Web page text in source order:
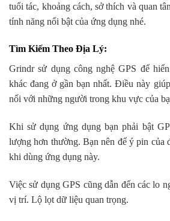
tuổi tác, khoảng cách, sở thích và quan
tính năng nổi bật của ứng dụng nhé.
Tìm Kiếm Theo Địa Lý:
Grindr sử dụng công nghệ GPS để
khác đang ở gần bạn nhất. Điều này
nối với những người trong khu vực của
Khi sử dụng ứng dụng bạn phải bật
lượng hơn thường. Bạn nên để ý pin của
khi dùng ứng dụng này.
Việc sử dụng GPS cũng dẫn đến các lo
vị trí. Lộ lọt dữ liệu quan trọng.